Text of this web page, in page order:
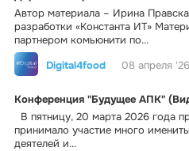
Автор материала – Ирина
разработки «Константа ИТ»
партнером комьюнити по...
Digital4food
08 апреля '26
Конференция "Будущее АПК"
В пятницу, 20 марта 2026 года
принимало участие много
деятелей и...